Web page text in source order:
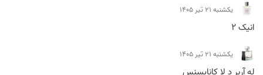
يكشنبه 21 تیر 1405
انیک 2
يكشنبه 21 تیر 1405
له آربر د لا کانایسنس